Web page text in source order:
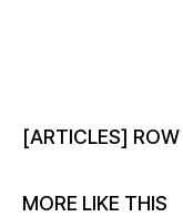
[ARTICLES] ROW
MORE LIKE THIS